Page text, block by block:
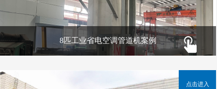
8匹工业省电空调管道机案例
点击进入